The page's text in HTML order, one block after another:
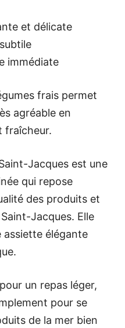
et délicate
immédiate
frais permet
agréable en
fraîcheur.
Jacques est une
qui repose
des produits et
Jacques. Elle
assiette élégante
un repas léger,
pour se
de la mer bien